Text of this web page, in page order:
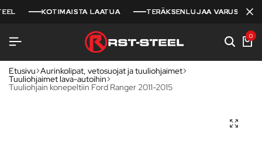
KOTIMAISTA LAATUA TERÄKSENLUJAA VARUSTELUA
KOTIMAISTA LAATUA TERÄKSENLUJAA VARUSTELUA
KOTIMAISTA LAATUA TERÄKSENLUJAA VARUSTELUA
0
Etusivu Aurinkolipat, vetosuojat ja tuuliohjaimet
Tuuliohjaimet lava-autoihin
Tuuliohjain konepeltiin Ford Ranger 2011-2015